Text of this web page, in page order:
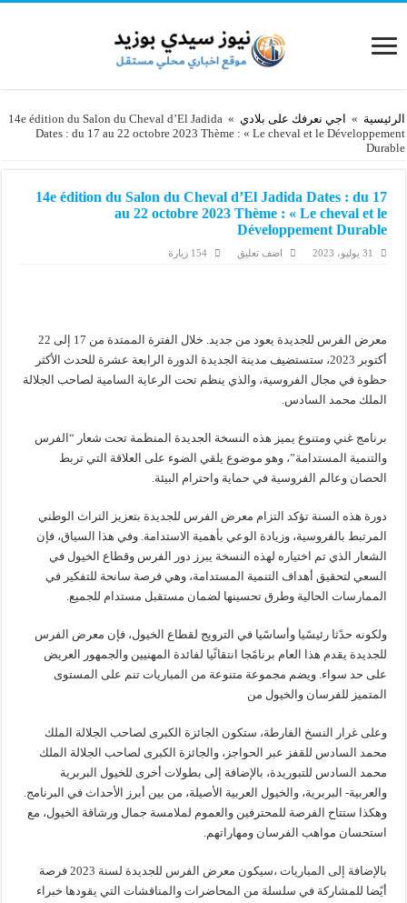
الرئيسية » اجي نعرفك على بلادي »
14e édition du Salon du Cheval d’El Jadida
Dates : du 17 au 22 octobre 2023 Thème : « Le cheval et le Développement
Durable
14e édition du Salon du Cheval d’El Jadida Dates : du 17
au 22 octobre 2023 Thème : « Le cheval et le
Développement Durable
31 يوليو، 2023 اضف تعليق 154 زيارة
معرض الفرس للجديدة يعود من جديد. خلال الفترة الممتدة من 17 إلى 22
أكتوبر 2023، ستستضيف مدينة الجديدة الدورة الرابعة عشرة للحدث الأكثر
حظوة في مجال الفروسية، والذي ينظم تحت الرعاية السامية لصاحب الجلالة
الملك محمد السادس.
برنامج غني ومتنوع يميز هذه النسخة الجديدة المنظمة تحت شعار “الفرس
والتنمية المستدامة”، وهو موضوع يلقي الضوء على العلاقة التي تربط
الحصان وعالم الفروسية في حماية واحترام البيئة.
دورة هذه السنة تؤكد التزام معرض الفرس للجديدة بتعزيز التراث الوطني
المرتبط بالفروسية، وزيادة الوعي بأهمية الاستدامة. وفي هذا السياق، فإن
الشعار الذي تم اختياره لهذه النسخة يبرز دور الفرس وقطاع الخيول في
السعي لتحقيق أهداف التنمية المستدامة، وهي فرصة سانحة للتفكير في
الممارسات الحالية وطرق تحسينها لضمان مستقبل مستدام للجميع.
ولكونه حدًثا رئيسًيا وأساسًيا في الترويج لقطاع الخيول، فإن معرض الفرس
للجديدة يقدم هذا العام برنامًجا انتقائًيا لفائدة المهنيين والجمهور العريض
على حد سواء. ويضم مجموعة متنوعة من المباريات تنم على المستوى
المتميز للفرسان والخيول من
وعلى غرار النسخ الفارطة، ستكون الجائزة الكبرى لصاحب الجلالة الملك
محمد السادس للقفز عبر الحواجز، والجائزة الكبرى لصاحب الجلالة الملك
محمد السادس للتبوريدة، بالإضافة إلى بطولات أخرى للخيول البربرية
والعربية- البربرية، والخيول العربية الأصيلة، من بين أبرز الأحداث في البرنامج.
وهكذا ستتاح الفرصة للمحترفين والعموم لملامسة جمال ورشاقة الخيول، مع
استحسان مواهب الفرسان ومهاراتهم.
بالإضافة إلى المباريات ،سيكون معرض الفرس للجديدة لسنة 2023 فرصة
أيًضا للمشاركة في سلسلة من المحاضرات والمناقشات التي يقودها خبراء